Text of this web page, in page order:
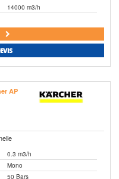
14000 m3/h
0.3 m3/h
Mono
50 Bars